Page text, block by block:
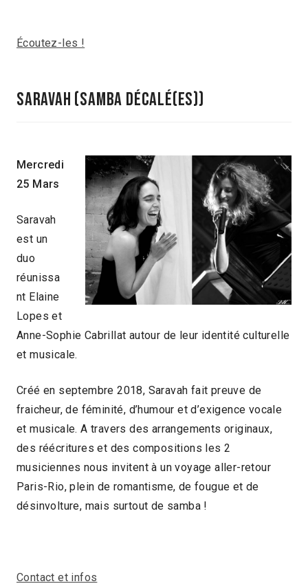
Écoutez-les !
saravah (samba décalé(es))
Mercredi
25 Mars
Saravah
est un
duo
réunissa
nt Elaine
Lopes et
Anne-Sophie Cabrillat autour de leur identité culturelle
et musicale.
Créé en septembre 2018, Saravah fait preuve de
fraicheur, de féminité, d’humour et d’exigence vocale
et musicale. A travers des arrangements originaux,
des réécritures et des compositions les 2
musiciennes nous invitent à un voyage aller-retour
Paris-Rio, plein de romantisme, de fougue et de
désinvolture, mais surtout de samba !
Contact et infos